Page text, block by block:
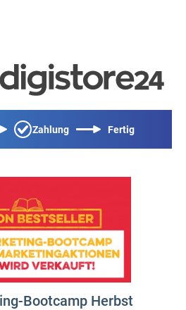
Zahlung Fertig
Bootcamp Herbst